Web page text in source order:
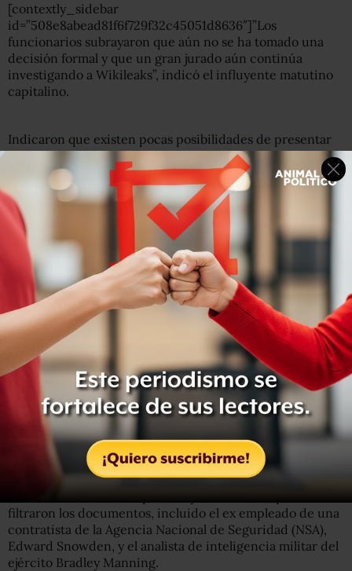
[contextly_sidebar
id=”508e8abead81f6f729f32c45051d8636″]”Los
funcionarios subrayaron que aún no se ha tomado una
decisión formal y que un gran jurado aún continúa
investigando a Wikileaks”, indicó el influyente matutino
capitalino.
Indicaron que existen pocas posibilidades de presentar
cargos contra Assange, a menos que la investigación
determine que
se encuentra implicado en actividades
criminales distintas a la divulgación de secretos
militares y diplomáticos de Estados Unidos.
La administración de Barack Obama ha presentado
acusaciones contra empleados y contratistas que
filtraron los documentos, incluido el ex empleado de una
contratista de la Agencia Nacional de Seguridad (NSA),
Edward Snowden, y el analista de inteligencia militar del
ejército Bradley Manning.